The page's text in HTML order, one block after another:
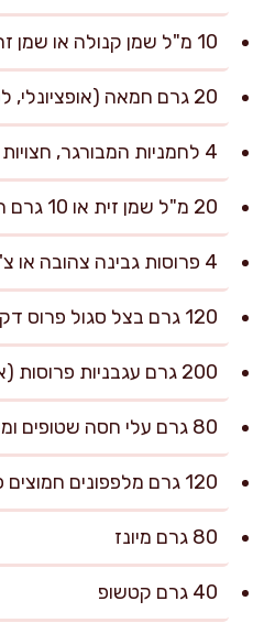
10 מ"ל שמן קנולה או שמן זרעי ענבים (למחבת)
20 גרם חמאה (אופציונלי, לסיום ולהברקה)
4 לחמניות המבורגר, חצויות
20 מ"ל שמן זית או 10 גרם חמאה לקליית הלחמניות
4 פרוסות גבינה צהובה או צ'דר (אופציונלי)
120 גרם בצל סגול פרוס דק (אופציונלי)
200 גרם עגבניות פרוסות (אופציונלי)
80 גרם עלי חסה שטופים ומיובשים (אופציונלי)
120 גרם מלפפונים חמוצים פרוסים (אופציונלי)
80 גרם מיונז
40 גרם קטשופ